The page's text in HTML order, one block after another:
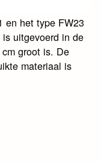
en het type FW23
uitgevoerd in de
groot is. De
materiaal is